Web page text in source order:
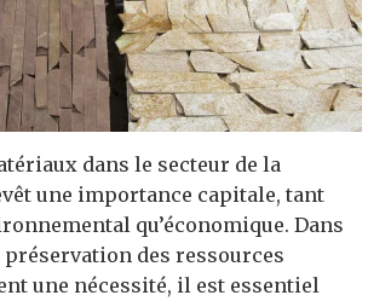
dans le secteur de la
une importance capitale, tant
qu’économique. Dans
des ressources
une nécessité, il est essentiel